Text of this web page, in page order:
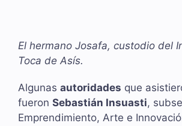
El hermano Josafa, custodio del
Toca de Asís.
Algunas autoridades que
fueron Sebastián Insuasti,
Emprendimiento, Arte e